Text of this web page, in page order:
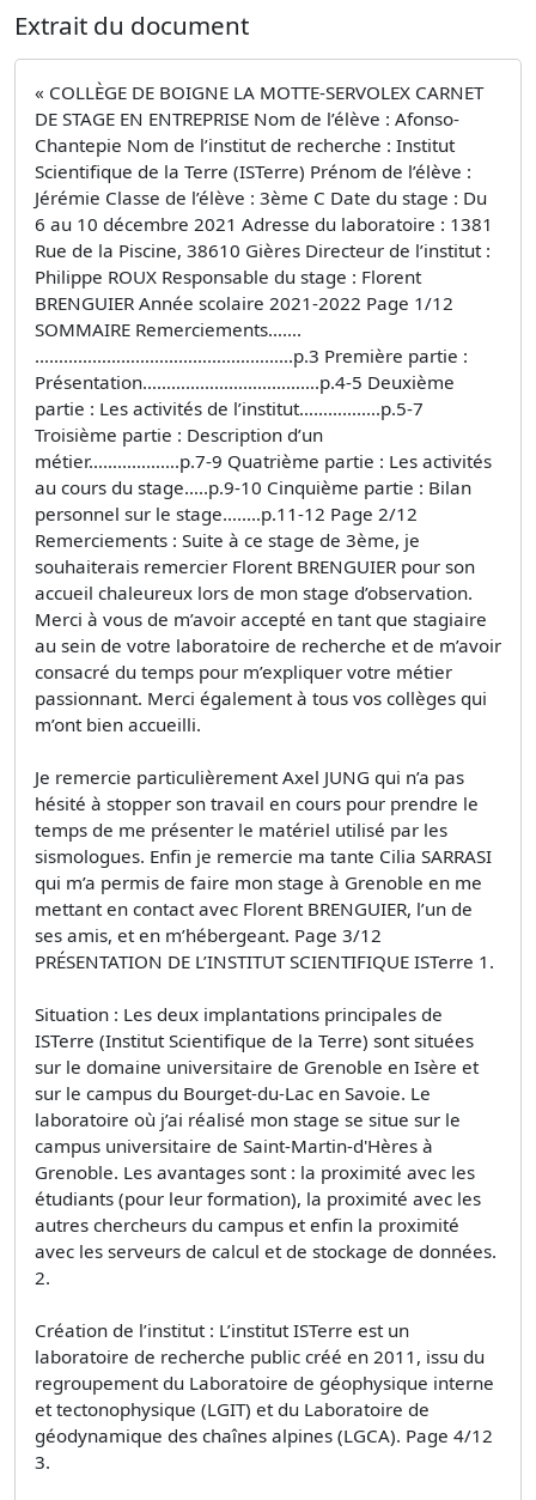
Extrait du document
« COLLÈGE DE BOIGNE LA MOTTE-SERVOLEX CARNET
DE STAGE EN ENTREPRISE Nom de l’élève : Afonso-
Chantepie Nom de l’institut de recherche : Institut
Scientifique de la Terre (ISTerre) Prénom de l’élève :
Jérémie Classe de l’élève : 3ème C Date du stage : Du
6 au 10 décembre 2021 Adresse du laboratoire : 1381
Rue de la Piscine, 38610 Gières Directeur de l’institut :
Philippe ROUX Responsable du stage : Florent
BRENGUIER Année scolaire 2021-2022 Page 1/12
SOMMAIRE Remerciements…….
……………………………………………...p.3 Première partie :
Présentation……………………………….p.4-5 Deuxième
partie : Les activités de l’institut………….….p.5-7
Troisième partie : Description d’un
métier……………….p.7-9 Quatrième partie : Les activités
au cours du stage…..p.9-10 Cinquième partie : Bilan
personnel sur le stage…..…p.11-12 Page 2/12
Remerciements : Suite à ce stage de 3ème, je
souhaiterais remercier Florent BRENGUIER pour son
accueil chaleureux lors de mon stage d’observation.
Merci à vous de m’avoir accepté en tant que stagiaire
au sein de votre laboratoire de recherche et de m’avoir
consacré du temps pour m’expliquer votre métier
passionnant. Merci également à tous vos collèges qui
m’ont bien accueilli.
Je remercie particulièrement Axel JUNG qui n’a pas
hésité à stopper son travail en cours pour prendre le
temps de me présenter le matériel utilisé par les
sismologues. Enfin je remercie ma tante Cilia SARRASI
qui m’a permis de faire mon stage à Grenoble en me
mettant en contact avec Florent BRENGUIER, l’un de
ses amis, et en m’hébergeant. Page 3/12
PRÉSENTATION DE L’INSTITUT SCIENTIFIQUE ISTerre 1.
Situation : Les deux implantations principales de
ISTerre (Institut Scientifique de la Terre) sont situées
sur le domaine universitaire de Grenoble en Isère et
sur le campus du Bourget-du-Lac en Savoie. Le
laboratoire où j’ai réalisé mon stage se situe sur le
campus universitaire de Saint-Martin-d'Hères à
Grenoble. Les avantages sont : la proximité avec les
étudiants (pour leur formation), la proximité avec les
autres chercheurs du campus et enfin la proximité
avec les serveurs de calcul et de stockage de données.
2.
Création de l’institut : L’institut ISTerre est un
laboratoire de recherche public créé en 2011, issu du
regroupement du Laboratoire de géophysique interne
et tectonophysique (LGIT) et du Laboratoire de
géodynamique des chaînes alpines (LGCA). Page 4/12
3.